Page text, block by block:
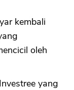
kembali
oleh
yang